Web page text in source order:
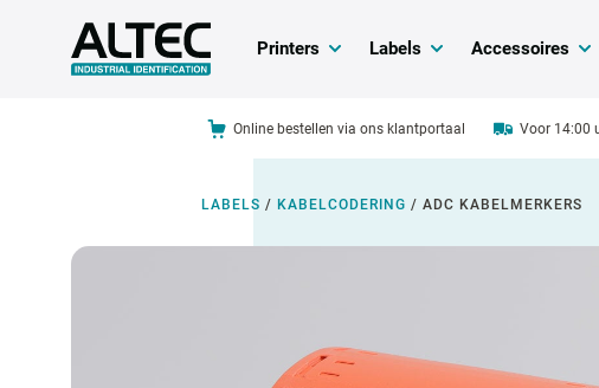
Printers Labels Accessoires
Online bestellen via ons klantportaal Voor 14:00
LABELS / KABELCODERING / ADC KABELMERKERS